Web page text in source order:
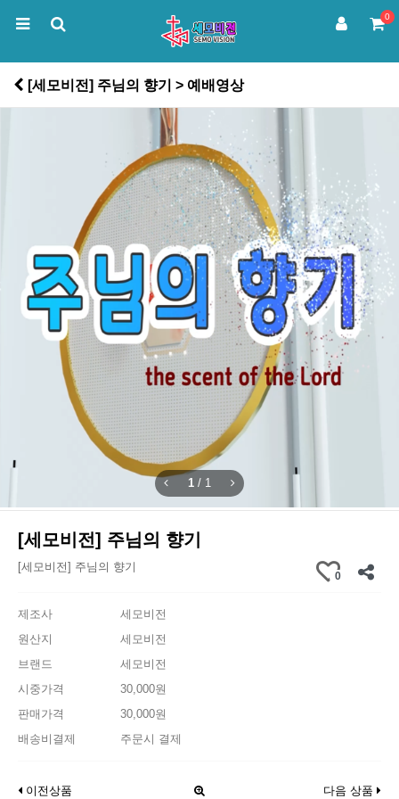
0
[세모비전] 주님의 향기 > 예배영상
1 / 1
[세모비전] 주님의 향기
[세모비전] 주님의 향기
0
제조사
세모비전
원산지
세모비전
브랜드
세모비전
시중가격
30,000원
판매가격
30,000원
배송비결제
주문시 결제
이전상품 다음 상품